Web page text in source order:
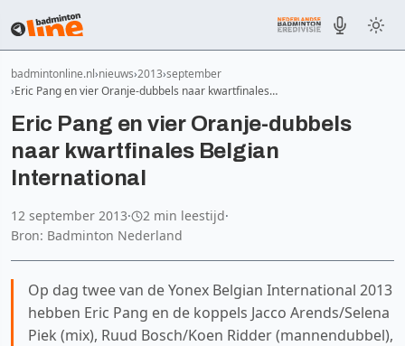
badmintonline.nl nieuws 2013 september
Eric Pang en vier Oranje-dubbels naar kwartfinales…
Eric Pang en vier Oranje-dubbels
naar kwartfinales Belgian
International
12 september 2013· 2 min leestijd·
Bron: Badminton Nederland
Op dag twee van de Yonex Belgian International 2013
hebben Eric Pang en de koppels Jacco Arends/Selena
Piek (mix), Ruud Bosch/Koen Ridder (mannendubbel),